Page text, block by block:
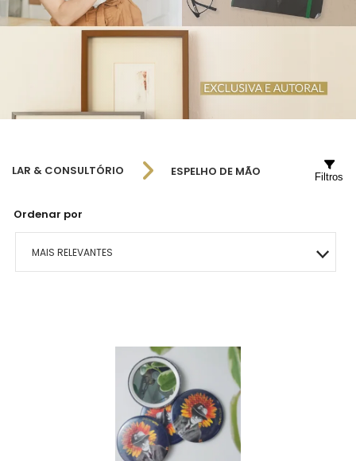
LAR & CONSULTÓRIO ESPELHO DE MÃO
Ordenar por
MAIS RELEVANTES
Filtros